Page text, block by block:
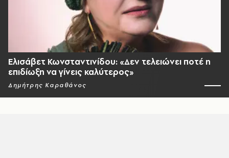
Ελισάβετ Κωνσταντινίδου: «Δεν τελειώνει ποτέ η
επιδίωξη να γίνεις καλύτερος»
Δημήτρης Καραθάνος